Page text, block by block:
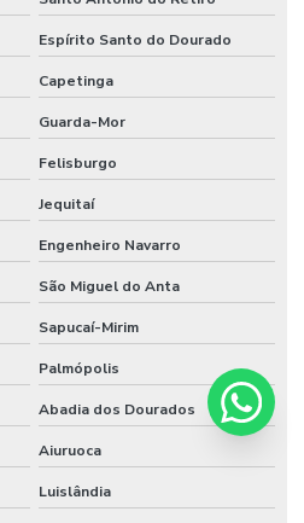
Espírito Santo do Dourado
Capetinga
Guarda-Mor
Felisburgo
Jequitaí
Engenheiro Navarro
São Miguel do Anta
Sapucaí-Mirim
Palmópolis
Abadia dos Dourados
Aiuruoca
Luislândia